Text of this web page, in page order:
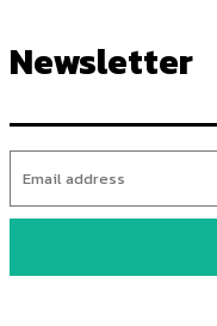
Newsletter